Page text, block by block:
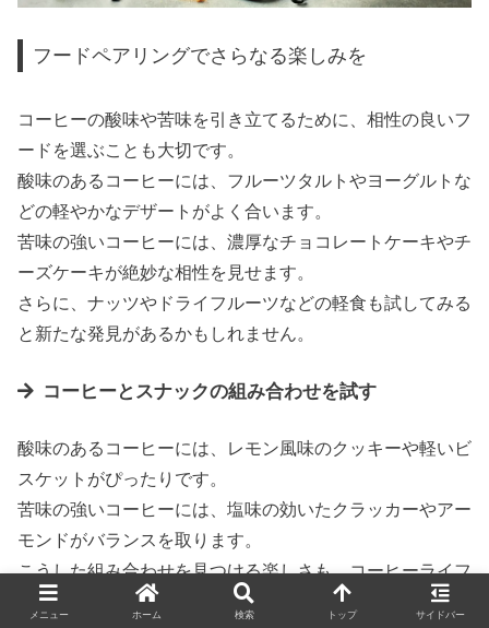
フードペアリングでさらなる楽しみを
コーヒーの酸味や苦味を引き立てるために、相性の良いフ
ードを選ぶことも大切です。
酸味のあるコーヒーには、フルーツタルトやヨーグルトな
どの軽やかなデザートがよく合います。
苦味の強いコーヒーには、濃厚なチョコレートケーキやチ
ーズケーキが絶妙な相性を見せます。
さらに、ナッツやドライフルーツなどの軽食も試してみる
と新たな発見があるかもしれません。
コーヒーとスナックの組み合わせを試す
酸味のあるコーヒーには、レモン風味のクッキーや軽いビ
スケットがぴったりです。
苦味の強いコーヒーには、塩味の効いたクラッカーやアー
モンドがバランスを取ります。
こうした組み合わせを見つける楽しさも、コーヒーライフ
の醍醐味の一つです。
メニュー ホーム 検索 トップ サイドバー